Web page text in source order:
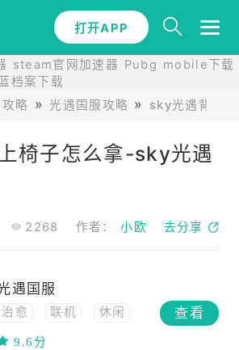
打开APP
steam官网加速器 Pubg mobile下载
档案下载
攻略 光遇国服攻略 sky光遇背上
椅子怎么拿-sky光遇
2268 作者：小欧 去分享
遇国服
治愈 联机
休闲
冒险
9.6分
查看